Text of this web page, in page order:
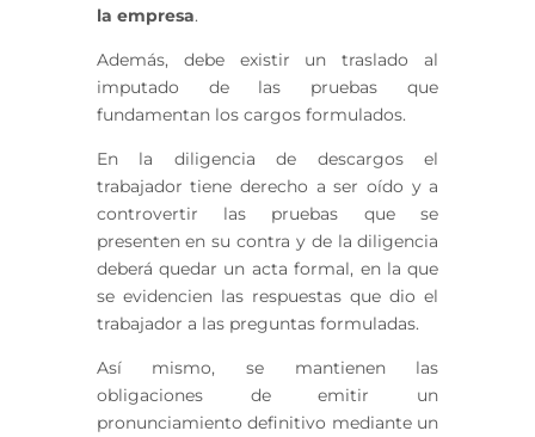
la empresa.
Además, debe existir un traslado al
imputado de las pruebas que
fundamentan los cargos formulados.
En la diligencia de descargos el
trabajador tiene derecho a ser oído y a
controvertir las pruebas que se
presenten en su contra y de la diligencia
deberá quedar un acta formal, en la que
se evidencien las respuestas que dio el
trabajador a las preguntas formuladas.
Así mismo, se mantienen las
obligaciones de emitir un
pronunciamiento definitivo mediante un